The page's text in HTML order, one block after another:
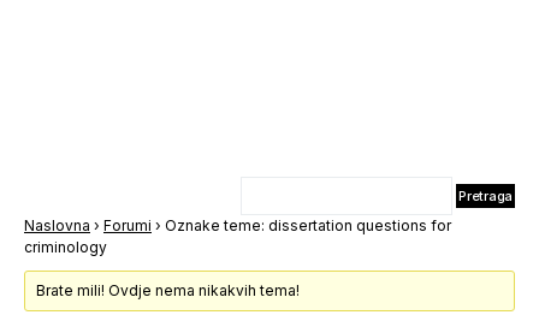
Naslovna › Forumi › Oznake teme: dissertation questions for
criminology
Brate mili! Ovdje nema nikakvih tema!